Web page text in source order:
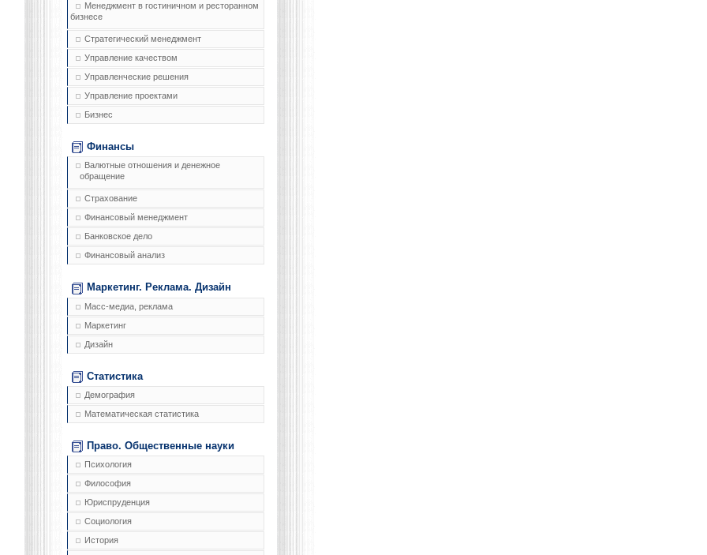
Менеджмент в гостиничном и ресторанном
бизнесе
Стратегический менеджмент
Управление качеством
Управленческие решения
Управление проектами
Бизнес
Финансы
Валютные отношения и денежное
обращение
Страхование
Финансовый менеджмент
Банковское дело
Финансовый анализ
Маркетинг. Реклама. Дизайн
Масс-медиа, реклама
Маркетинг
Дизайн
Статистика
Демография
Математическая статистика
Право. Общественные науки
Психология
Философия
Юриспруденция
Социология
История